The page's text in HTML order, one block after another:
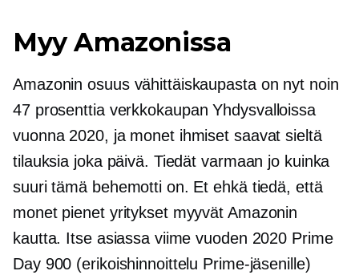
Myy Amazonissa
Amazonin osuus vähittäiskaupasta on nyt noin
47 prosenttia verkkokaupan Yhdysvalloissa
vuonna 2020, ja monet ihmiset saavat sieltä
tilauksia joka päivä. Tiedät varmaan jo kuinka
suuri tämä behemotti on. Et ehkä tiedä, että
monet pienet yritykset myyvät Amazonin
kautta. Itse asiassa viime vuoden 2020 Prime
Day 900 (erikoishinnoittelu Prime-jäsenille)